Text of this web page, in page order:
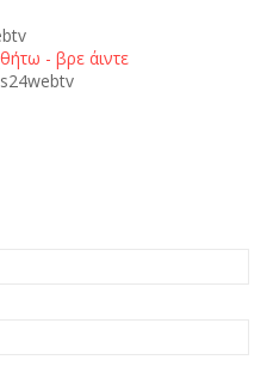
- βρε άιντε